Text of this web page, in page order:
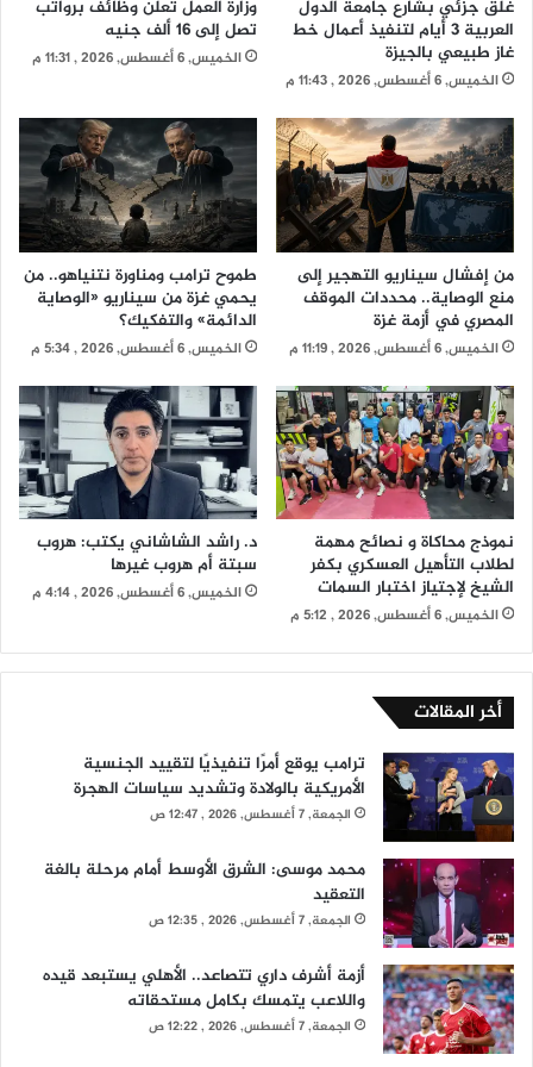
غلق جزئي بشارع جامعة الدول
العربية 3 أيام لتنفيذ أعمال خط
غاز طبيعي بالجيزة
الخميس, 6 أغسطس, 2026 , 11:43 م
وزارة العمل تعلن وظائف برواتب
تصل إلى 16 ألف جنيه
الخميس, 6 أغسطس, 2026 , 11:31 م
من إفشال سيناريو التهجير إلى
منع الوصاية.. محددات الموقف
المصري في أزمة غزة
الخميس, 6 أغسطس, 2026 , 11:19 م
طموح ترامب ومناورة نتنياهو.. من
يحمي غزة من سيناريو «الوصاية
الدائمة» والتفكيك؟
الخميس, 6 أغسطس, 2026 , 5:34 م
نموذج محاكاة و نصائح مهمة
لطلاب التأهيل العسكري بكفر
الشيخ لإجتياز اختبار السمات
الخميس, 6 أغسطس, 2026 , 5:12 م
د. راشد الشاشاني يكتب: هروب
سبتة أم هروب غيرها
الخميس, 6 أغسطس, 2026 , 4:14 م
أخر المقالات
ترامب يوقع أمرًا تنفيذيًا لتقييد الجنسية
الأمريكية بالولادة وتشديد سياسات الهجرة
الجمعة, 7 أغسطس, 2026 , 12:47 ص
محمد موسى: الشرق الأوسط أمام مرحلة بالغة
التعقيد
الجمعة, 7 أغسطس, 2026 , 12:35 ص
أزمة أشرف داري تتصاعد.. الأهلي يستبعد قيده
واللاعب يتمسك بكامل مستحقاته
الجمعة, 7 أغسطس, 2026 , 12:22 ص